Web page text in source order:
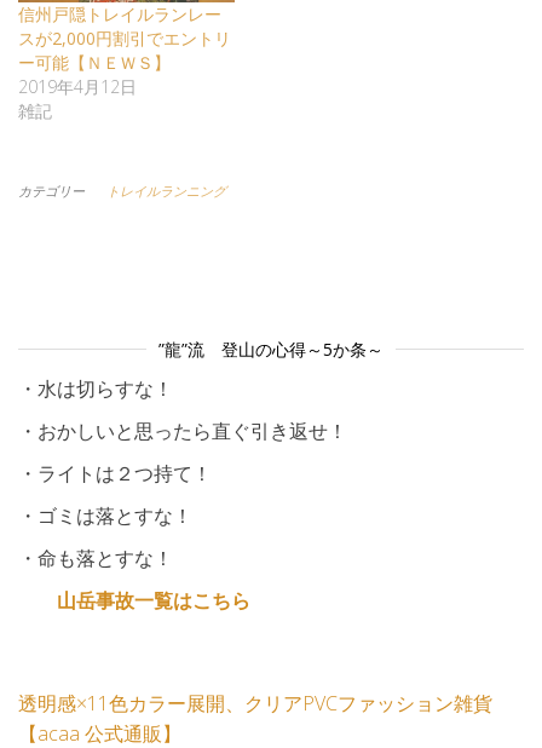
信州戸隠トレイルランレー
スが2,000円割引でエントリ
ー可能【ＮＥＷＳ】
2019年4月12日
雑記
カテゴリー トレイルランニング
”龍”流 登山の心得～5か条～
・水は切らすな！
・おかしいと思ったら直ぐ引き返せ！
・ライトは２つ持て！
・ゴミは落とすな！
・命も落とすな！
山岳事故一覧はこちら
透明感×11色カラー展開、クリアPVCファッション雑貨
【acaa 公式通販】